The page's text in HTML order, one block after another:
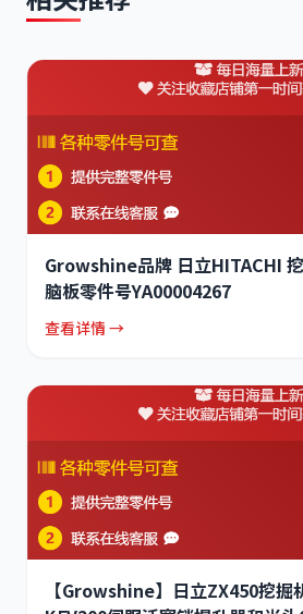
Growshine品牌 日立HITACHI
脑板零件号YA00004267
查看详情 →
【Growshine】日立ZX450挖掘